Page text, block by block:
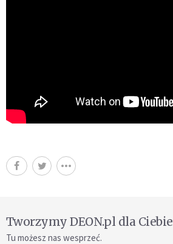
Tworzymy DEON.pl dla Ciebie
Tu możesz nas wesprzeć.